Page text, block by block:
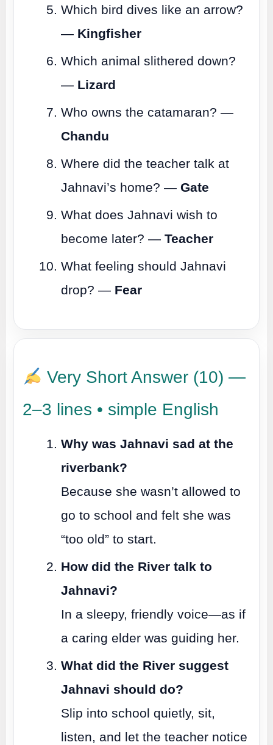
Which bird dives like an arrow?
— Kingfisher
Which animal slithered down?
— Lizard
Who owns the catamaran? —
Chandu
Where did the teacher talk at
Jahnavi’s home? — Gate
What does Jahnavi wish to
become later? — Teacher
What feeling should Jahnavi
drop? — Fear
Very Short Answer (10) —
2–3 lines • simple English
Why was Jahnavi sad at the
riverbank?
Because she wasn’t allowed to
go to school and felt she was
“too old” to start.
How did the River talk to
Jahnavi?
In a sleepy, friendly voice—as if
a caring elder was guiding her.
What did the River suggest
Jahnavi should do?
Slip into school quietly, sit,
listen, and let the teacher notice